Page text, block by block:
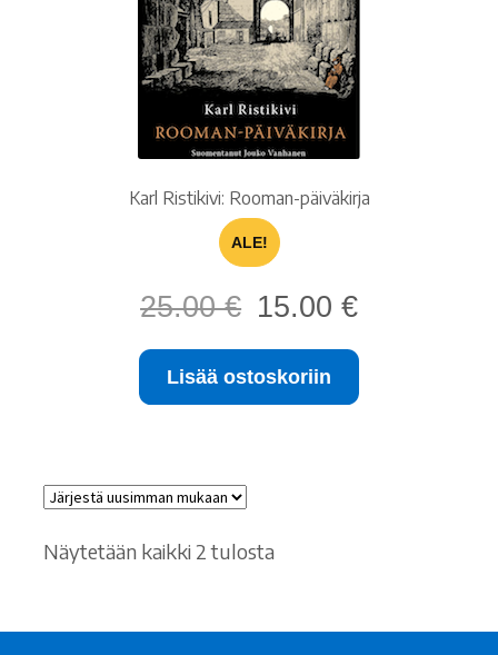
Karl Ristikivi: Rooman-päiväkirja
ALE!
25.00€
Alkuperäinen
hinta
oli:
25.00 €.
15.00 €Nykyinen
on:
Lisää ostoskoriin
Näytetään kaikki 2 tulostaSorted